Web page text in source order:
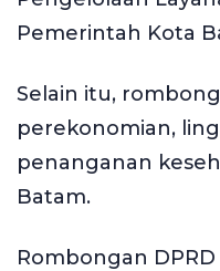
Pemerintah Kota
Selain itu,
perekonomian,
penanganan
Batam.
Rombongan